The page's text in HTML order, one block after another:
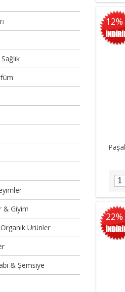
& Giyim
Ürünler
& Şemsiye
12%
22%